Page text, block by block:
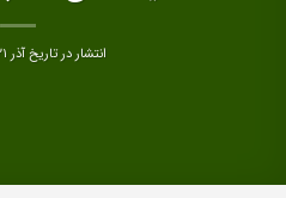
انتشار در تاریخآذر ۲۱, ۱۳۹۶